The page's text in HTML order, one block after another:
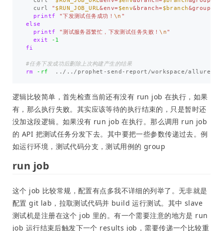
  curl
" $RUN_JOB_URL&env=$env&branch=$branch
printf
"下发测试任务成功！ \n "
else
printf
"测试服务器繁忙，下发测试任务失败！\n"
exit
-1
fi
#任务下发成功后删除上次构建产生的结果
rm
-rf
../../prophet-send-report/workspace/allure-
逻辑比较简单，首先检查当前还有没有 run job 在执行，如果
有，那么执行失败。其实应该等待的执行结束的，只是暂时还
没加这段逻辑。如果没有 run job 在执行。那么调用 run job
的 API 把测试任务分发下去。其中要把一些参数传递过去。例
如运行环境，测试代码分支，测试用例的 group
run job
这个 job 比较常规，配置有点多我不详细的列举了。无非就是
配置 git lab，拉取测试代码并 build 运行测试。其中 slave
测试机是注册在这个 job 里的。有一个需要注意的地方是 run
job 运行结束后触发下一个 results job，需要传递一个比较重